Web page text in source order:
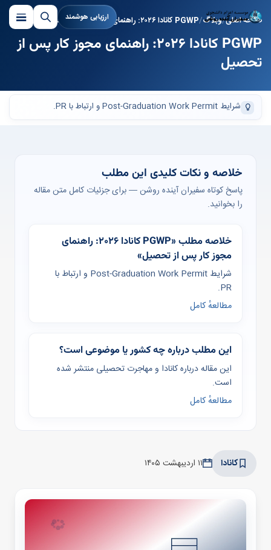
ارزیابی هوشمند صفحه اصلی وبلاگ PGWP کانادا ۲۰۲۶: راهنمای مجوز کار پس از تحصیل
PGWP کانادا ۲۰۲۶: راهنمای مجوز کار پس از
تحصیل
شرایط Post-Graduation Work Permit و ارتباط با PR.
خلاصه و نکات کلیدی این مطلب
پاسخ کوتاه سفیران آینده روشن — برای جزئیات کامل متن مقاله
را بخوانید.
خلاصه مطلب «PGWP کانادا ۲۰۲۶: راهنمای
مجوز کار پس از تحصیل»
شرایط Post-Graduation Work Permit و ارتباط با
PR.
مطالعهٔ کامل
این مطلب درباره چه کشور یا موضوعی است؟
این مقاله درباره کانادا و مهاجرت تحصیلی منتشر شده
است.
مطالعهٔ کامل
کانادا ۱۱ اردیبهشت ۱۴۰۵